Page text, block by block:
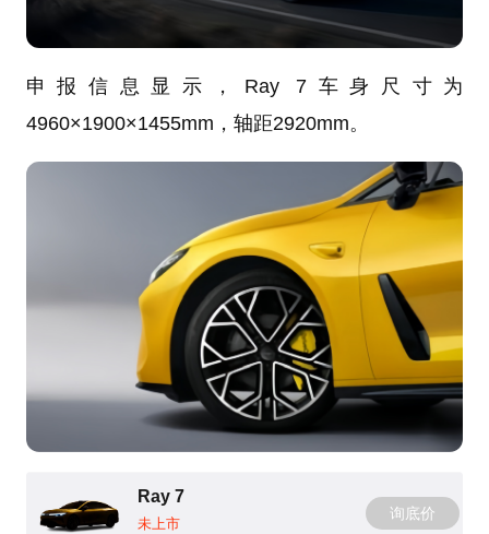
申报信息显示，Ray 7车身尺寸为
4960×1900×1455mm，轴距2920mm。
Ray 7
未上市
询底价